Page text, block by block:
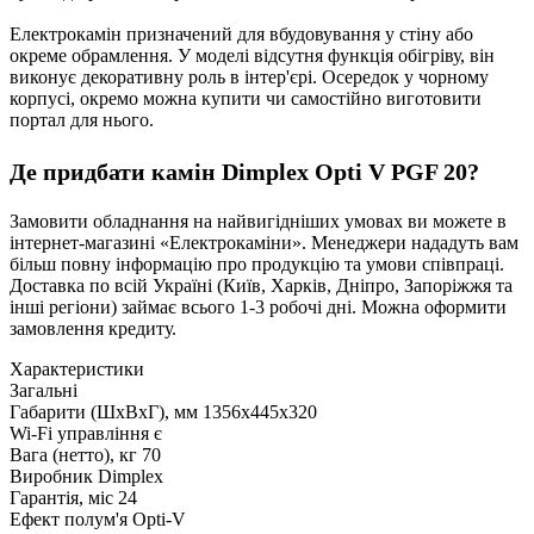
Електрокамін призначений для вбудовування у стіну або
окреме обрамлення. У моделі відсутня функція обігріву, він
виконує декоративну роль в інтер'єрі. Осередок у чорному
корпусі, окремо можна купити чи самостійно виготовити
портал для нього.
Де придбати камін Dimplex Opti V PGF 20?
Замовити обладнання на найвигідніших умовах ви можете в
інтернет-магазині «Електрокаміни». Менеджери нададуть вам
більш повну інформацію про продукцію та умови співпраці.
Доставка по всій Україні (Київ, Харків, Дніпро, Запоріжжя та
інші регіони) займає всього 1-3 робочі дні. Можна оформити
замовлення кредиту.
Характеристики
Загальні
Габарити (ШхВхГ), мм 1356x445x320
Wi-Fi управління є
Вага (нетто), кг 70
Виробник Dimplex
Гарантія, міс 24
Ефект полум'я Opti-V